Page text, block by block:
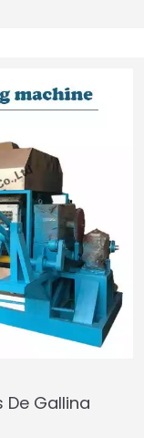
De Gallina